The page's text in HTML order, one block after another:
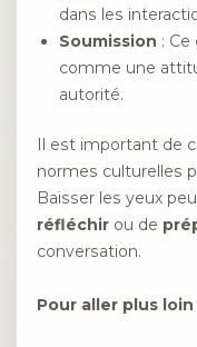
dans les
Soumission :
comme une
autorité.
Il est important de
normes culturelles
Baisser les yeux
réfléchir ou de
conversation.
Pour aller plus loin